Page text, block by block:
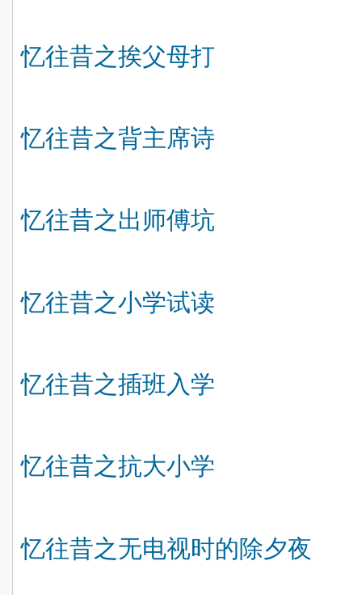
忆往昔之挨父母打
忆往昔之背主席诗
忆往昔之出师傅坑
忆往昔之小学试读
忆往昔之插班入学
忆往昔之抗大小学
忆往昔之无电视时的除夕夜